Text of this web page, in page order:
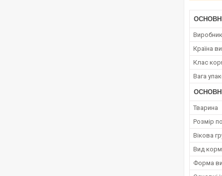
Виробник
Країна
Клас
Вага
ОСНОВНІ
Тварина
Розмір
Вікова
Вид
Форма